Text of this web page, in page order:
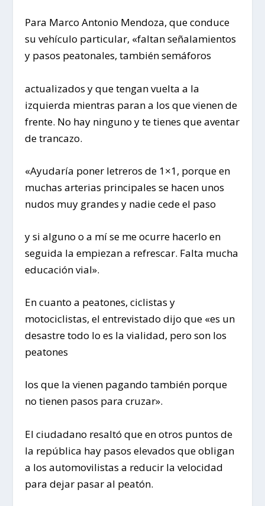
Para Marco Antonio Mendoza, que conduce
su vehículo particular, «faltan señalamientos
y pasos peatonales, también semáforos
actualizados y que tengan vuelta a la
izquierda mientras paran a los que vienen de
frente. No hay ninguno y te tienes que aventar
de trancazo.
«Ayudaría poner letreros de 1×1, porque en
muchas arterias principales se hacen unos
nudos muy grandes y nadie cede el paso
y si alguno o a mí se me ocurre hacerlo en
seguida la empiezan a refrescar. Falta mucha
educación vial».
En cuanto a peatones, ciclistas y
motociclistas, el entrevistado dijo que «es un
desastre todo lo es la vialidad, pero son los
peatones
los que la vienen pagando también porque
no tienen pasos para cruzar».
El ciudadano resaltó que en otros puntos de
la república hay pasos elevados que obligan
a los automovilistas a reducir la velocidad
para dejar pasar al peatón.